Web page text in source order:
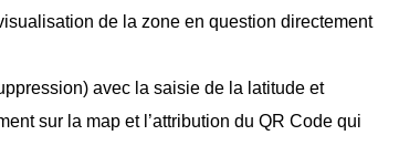
de la zone en question directement
avec la saisie de la latitude et
sur la map et l’attribution du QR Code qui